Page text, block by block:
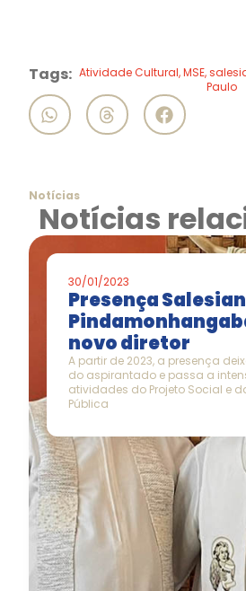
Tags: Atividade Cultural,MSE,
Paulo
Notícias
Notícias
30/01/2023
Presença
novo diretor
A partir de 2023, a presença
do aspirantado e passa a
atividades do Projeto Social e
Pública